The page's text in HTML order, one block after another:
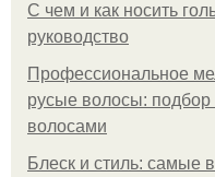
С чем и как носить
руководство
Профессиональное
русые волосы: подбор
волосами
Блеск и стиль: самые